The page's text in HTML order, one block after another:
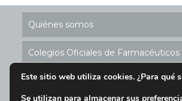
Quiénes somos
Colegios Oficiales de Farmacéuticos
Historia de los Puntos SIGRE
Este sitio web utiliza cookies. ¿Para qué
Se utilizan para almacenar sus